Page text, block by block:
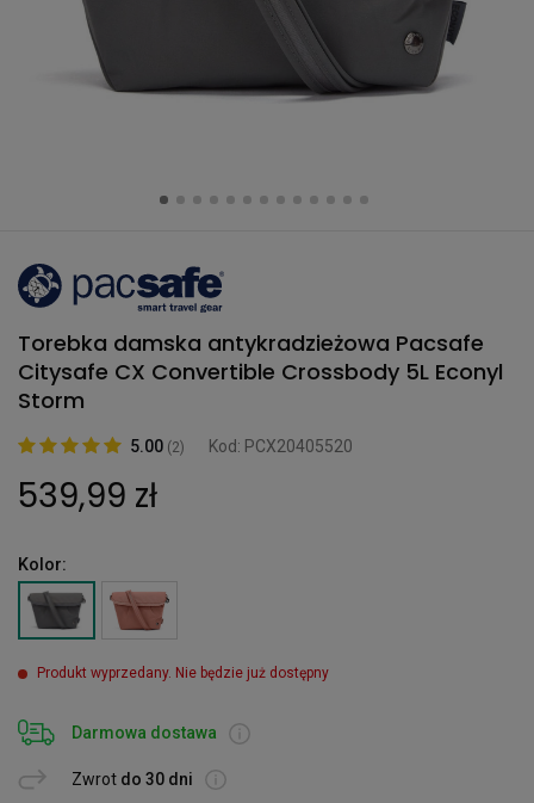
Torebka damska antykradzieżowa Pacsafe
Citysafe CX Convertible Crossbody 5L Econyl
Storm
5.00 (2) Kod: PCX20405520
539,99 zł
Kolor:
Produkt wyprzedany. Nie będzie już dostępny
Darmowa dostawa
Zwrot do 30 dni